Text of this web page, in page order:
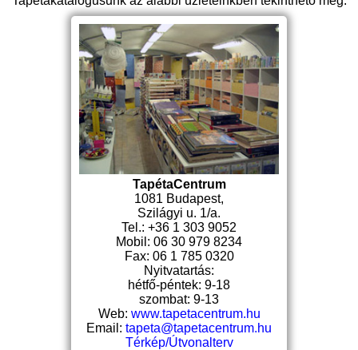
TapétaCentrum
1081 Budapest,
Szilágyi u. 1/a.
Tel.: +36 1 303 9052
Mobil: 06 30 979 8234
Fax: 06 1 785 0320
Nyitvatartás:
hétfő-péntek: 9-18
szombat: 9-13
Web: www.tapetacentrum.hu
Email: tapeta@tapetacentrum.hu
Térkép/Útvonalterv